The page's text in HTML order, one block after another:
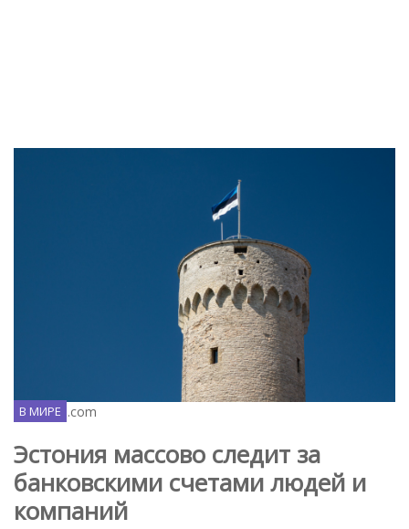
Unsplash.com
В МИРЕ
Эстония массово следит за
банковскими счетами людей и
компаний